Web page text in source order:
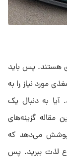
هستند. پس باید
مورد نیاز را به
آیا به دنبال یک
مقاله گزینه‌های
پوشش می‌دهد که
لذت ببرید. پس